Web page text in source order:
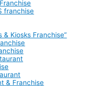
franchise
& Kiosks Franchise”
& Franchise